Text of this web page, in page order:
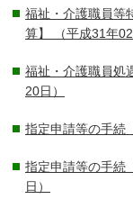
福祉・介護職員等
算】
（平成31年
福祉・介護職員処
20日）
指定申請等の手続
指定申請等の手続
日）